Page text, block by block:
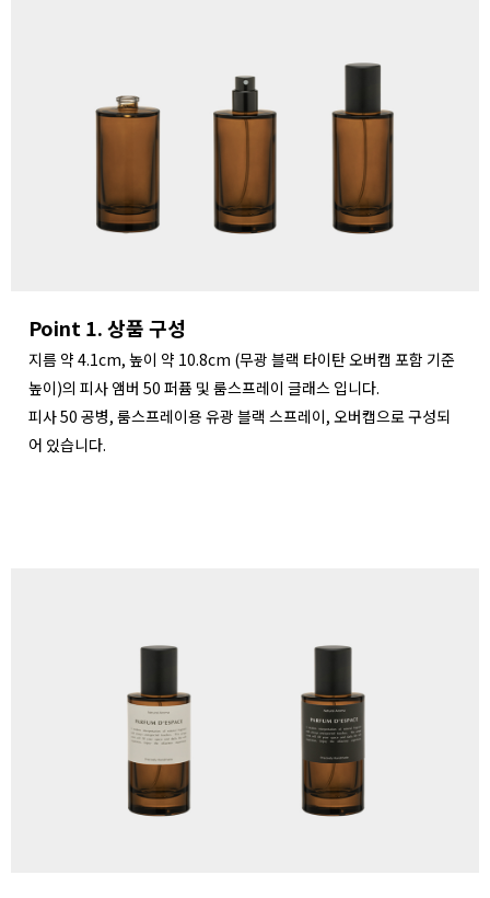
Point 1. 상품 구성
지름 약 4.1cm, 높이 약 10.8cm (무광 블랙 타이탄 오버캡 포함 기준
높이)의 피사 앰버 50 퍼퓸 및 룸스프레이 글래스 입니다.
피사 50 공병, 룸스프레이용 유광 블랙 스프레이, 오버캡으로 구성되
어 있습니다.